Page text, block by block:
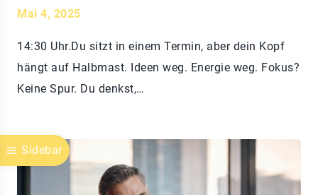
Sidebar
Mai 4, 2025
14:30 Uhr.Du sitzt in einem Termin, aber dein Kopf
hängt auf Halbmast. Ideen weg. Energie weg. Fokus?
Keine Spur. Du denkst,…